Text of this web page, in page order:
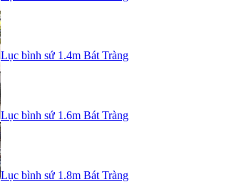
Lục bình sứ 1.4m Bát Tràng
Lục bình sứ 1.6m Bát Tràng
Lục bình sứ 1.8m Bát Tràng